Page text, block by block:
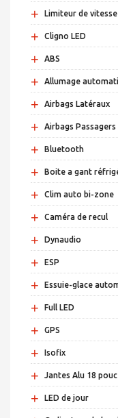
+ Limiteur de vitesse
+ Cligno LED
+ ABS
+ Allumage
+ Airbags Latéraux
+ Airbags Passagers
+ Bluetooth
+ Boite a gant
+ Clim auto bi-zone
+ Caméra de recul
+ Dynaudio
+ ESP
+ Essuie-glace
+ Full LED
+ GPS
+ Isofix
+ Jantes Alu 18
+ LED de jour